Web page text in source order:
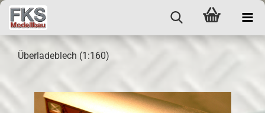
Überladeblech (1:160)